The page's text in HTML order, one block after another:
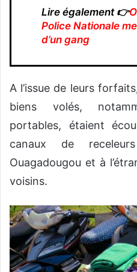
Lire également 👉
Police Nationale
d’un gang
A l’issue de leurs
biens volés,
portables, étaient
canaux de
Ouagadougou et à
voisins.